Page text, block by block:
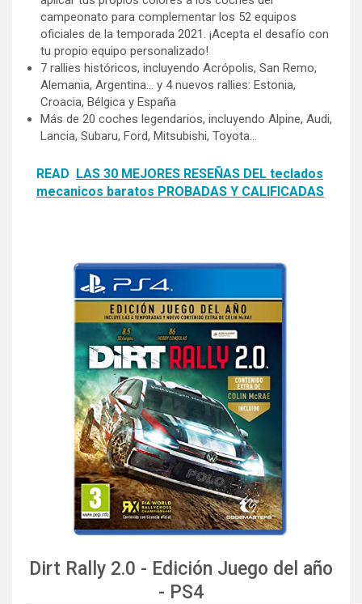
campeonato para complementar los 52 equipos
oficiales de la temporada 2021. ¡Acepta el desafío con
tu propio equipo personalizado!
7 rallies históricos, incluyendo Acrópolis, San Remo,
Alemania, Argentina… y 4 nuevos rallies: Estonia,
Croacia, Bélgica y España
Más de 20 coches legendarios, incluyendo Alpine, Audi,
Lancia, Subaru, Ford, Mitsubishi, Toyota…
READ LAS 30 MEJORES RESEÑAS DEL teclados
mecanicos baratos PROBADAS Y CALIFICADAS
Dirt Rally 2.0 - Edición Juego del año
- PS4